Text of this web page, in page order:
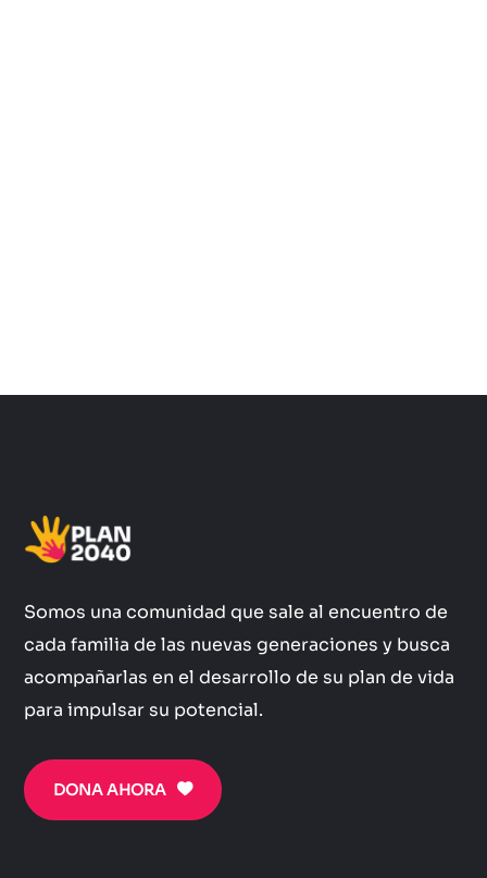
Somos una comunidad que sale al encuentro de
cada familia de las nuevas generaciones y busca
acompañarlas en el desarrollo de su plan de vida
para impulsar su potencial.
DONA AHORA